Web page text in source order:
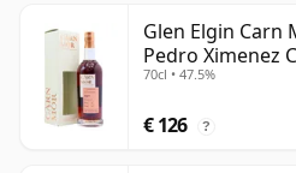
Glen Elgin Carn
Pedro Ximenez
oud
70cl • 47.5%
€ 126 ?